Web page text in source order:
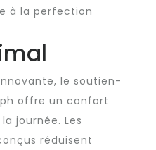
à la perfection
le soutien-
offre un confort
journée. Les
réduisent